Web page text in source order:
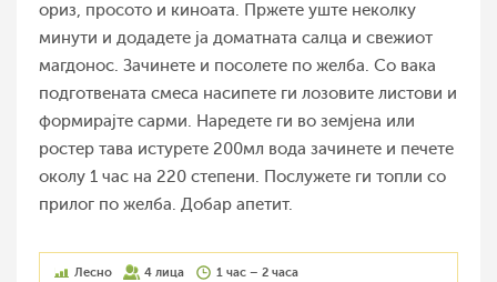
ориз, просото и киноата. Пржете уште неколку
минути и додадете ја доматната салца и свежиот
магдонос. Зачинете и посолете по желба. Со вака
подготвената смеса насипете ги лозовите листови и
формирајте сарми. Наредете ги во земјена или
ростер тава истурете 200мл вода зачинете и печете
околу 1 час на 220 степени. Послужете ги топли со
прилог по желба. Добар апетит.
Лесно 4 лица 1 час – 2 часа